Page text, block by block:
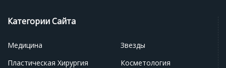
Категории Сайта
Медицина
Звезды
Пластическая Хирургия
Косметология